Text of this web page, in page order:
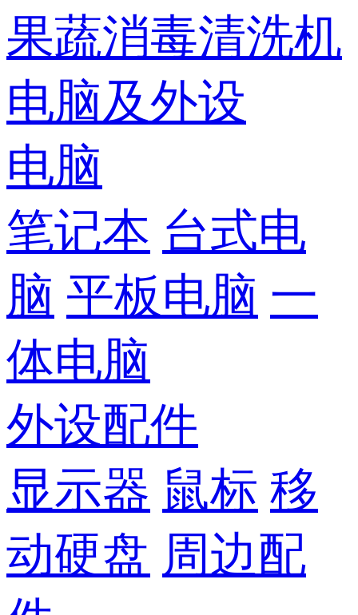
果蔬消毒清洗机
电脑及外设
电脑
笔记本 台式电
脑 平板电脑 一
体电脑
外设配件
显示器 鼠标 移
动硬盘 周边配